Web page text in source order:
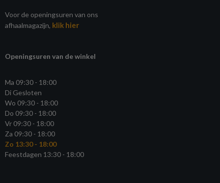
Voor de openingsuren van ons
afhaalmagazijn, klik hier
Openingsuren van de winkel
Ma 09:30 - 18:00
Di Gesloten
Wo 09:30 - 18:00
Do 09:30 - 18:00
Vr 09:30 - 18:00
Za 09:30 - 18:00
Zo 13:30 - 18:00
Feestdagen 13:30 - 18:00